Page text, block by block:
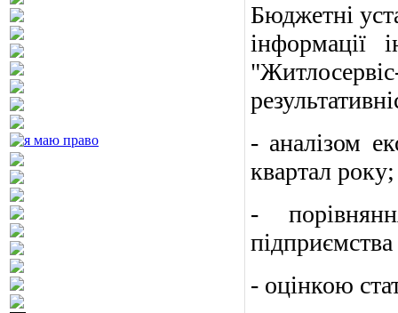
Бюджетні
- аналізом
квартал року;
-
- оцінкою